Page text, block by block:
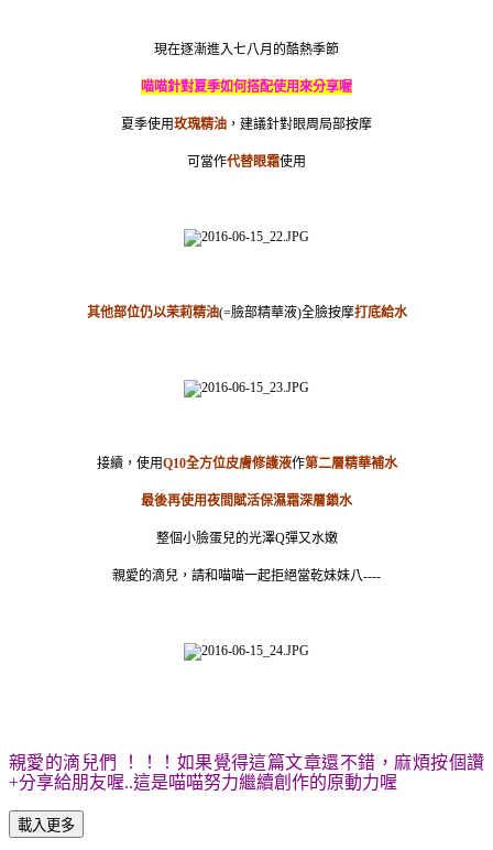
現在逐漸進入七八月的酷熱季節
喵喵針對夏季如何搭配使用來分享喔
夏季使用玫瑰精油 ，建議針對眼周局部按摩
可當作代替眼霜使用
其他部位仍以茉莉精油(=臉部精華液)全臉按摩打底給水
接續，使用Q10全方位皮膚修護液作第二層精華補水
最後再使用夜間賦活保濕霜深層鎖水
整個小臉蛋兒的光澤Q彈又水嫩
親愛的滴兒，請和喵喵一起拒絕當乾妹妹八----
親愛的滴兒們 ！！！如果覺得這篇文章還不錯，麻煩按個讚
+分享給朋友喔..這是喵喵努力繼續創作的原動力喔
載入更多